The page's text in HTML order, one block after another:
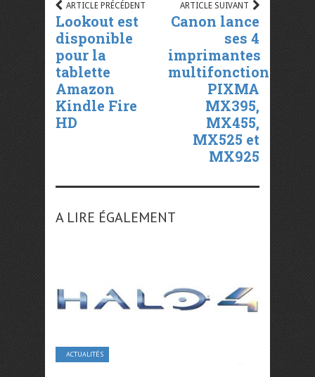
ARTICLE PRÉCÉDENT
Lookout est
disponible
pour la
tablette
Amazon
Kindle Fire
HD
ARTICLE SUIVANT
Canon lance
ses 4
imprimantes
multifonctions
PIXMA
MX395,
MX455,
MX525 et
MX925
A LIRE ÉGALEMENT
ACTUALITÉS